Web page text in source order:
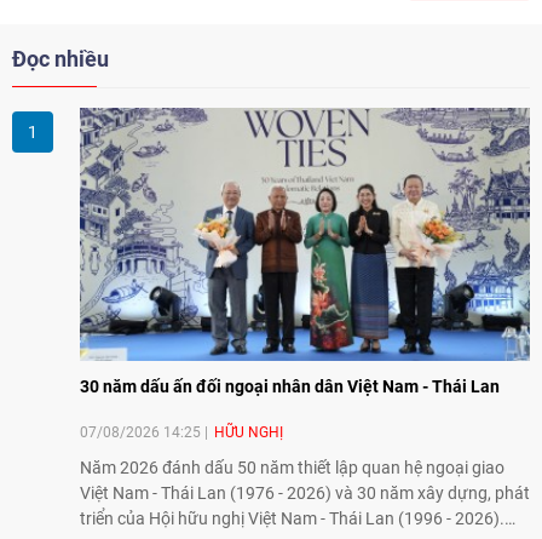
Đọc nhiều
30 năm dấu ấn đối ngoại nhân dân Việt Nam - Thái Lan
07/08/2026 14:25 HỮU NGHỊ
Năm 2026 đánh dấu 50 năm thiết lập quan hệ ngoại giao
Việt Nam - Thái Lan (1976 - 2026) và 30 năm xây dựng, phát
triển của Hội hữu nghị Việt Nam - Thái Lan (1996 - 2026).